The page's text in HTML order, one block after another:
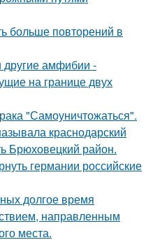
больше повторений в
амфибии -
на границе двух
"Самоуничтожаться".
краснодарский
Брюховецкий район.
германии российские
долгое время
направленным
места.